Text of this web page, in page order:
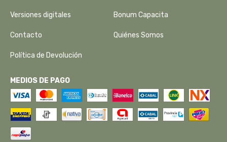
Versiones digitales Bonum Capacita
Contacto Quiénes Somos
Política de Devolución
MEDIOS DE PAGO